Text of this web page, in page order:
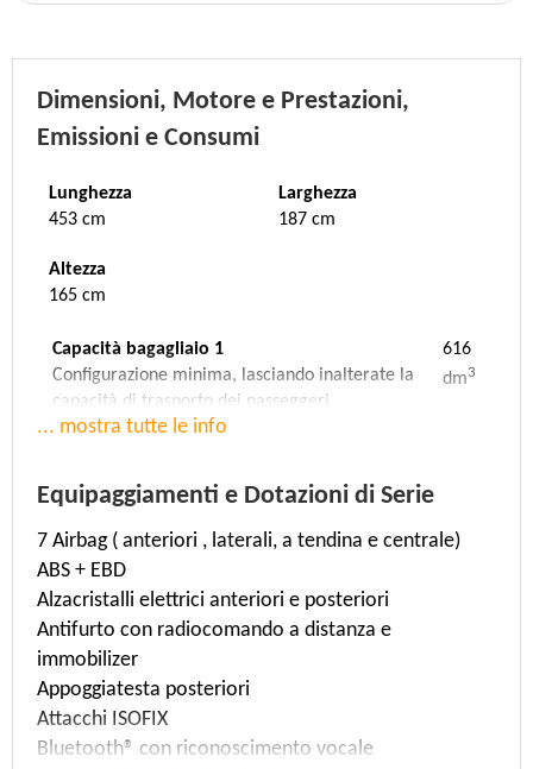
Dimensioni, Motore e Prestazioni,
Emissioni e Consumi
Lunghezza
453 cm
Larghezza
187 cm
Altezza
165 cm
Capacità bagagliaio 1
Configurazione minima, lasciando inalterate la
capacità di trasporto dei passeggeri.
616
dm3
Capacità bagagliaio 2
posteriori ribaltati.
Configurazione massima, con gli schienali dei
sedili posteriori ribaltati e tutto lo spazio
disponibile fino al tetto della vettura.
dm
Velocità massima
196 Km/h
Massa
1647 Kg
(175,7 KW/1,647 T)
... mostra tutte le info
Equipaggiamenti e Dotazioni di Serie
7 Airbag ( anteriori , laterali, a tendina e centrale)
ABS + EBD
Alzacristalli elettrici anteriori e posteriori
Antifurto con radiocomando a distanza e
immobilizer
Appoggiatesta posteriori
Attacchi ISOFIX
Bluetooth® con riconoscimento vocale